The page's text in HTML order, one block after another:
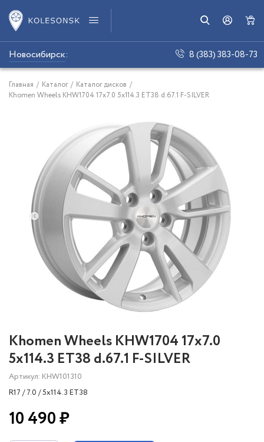
Новосибирск: 8 (383) 383-08-73
Главная / Каталог / Каталог дисков /
Khomen Wheels KHW1704 17x7.0 5x114.3 ET38 d.67.1 F-SILVER
Khomen Wheels KHW1704 17x7.0
5x114.3 ET38 d.67.1 F-SILVER
Артикул: KHW101310
R17 / 7.0 / 5x114.3 ET38
10 490 ₽